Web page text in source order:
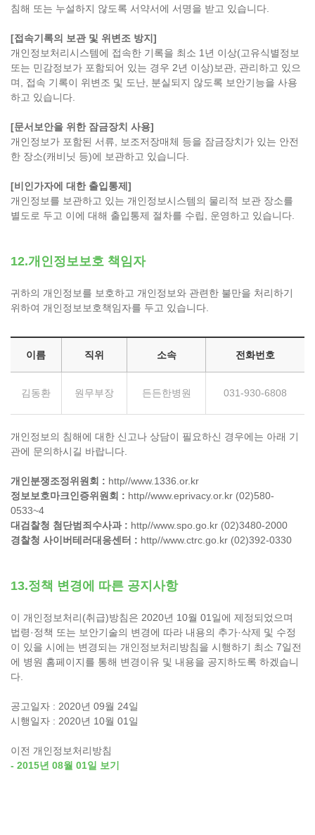
침해 또는 누설하지 않도록 서약서에 서명을 받고 있습니다.
[접속기록의 보관 및 위변조 방지]
개인정보처리시스템에 접속한 기록을 최소 1년 이상(고유식별정보
또는 민감정보가 포함되어 있는 경우 2년 이상)보관, 관리하고 있으
며, 접속 기록이 위변조 및 도난, 분실되지 않도록 보안기능을 사용
하고 있습니다.
[문서보안을 위한 잠금장치 사용]
개인정보가 포함된 서류, 보조저장매체 등을 잠금장치가 있는 안전
한 장소(캐비닛 등)에 보관하고 있습니다.
[비인가자에 대한 출입통제]
개인정보를 보관하고 있는 개인정보시스템의 물리적 보관 장소를
별도로 두고 이에 대해 출입통제 절차를 수립, 운영하고 있습니다.
12.개인정보보호 책임자
귀하의 개인정보를 보호하고 개인정보와 관련한 불만을 처리하기
위하여 개인정보보호책임자를 두고 있습니다.
이름 직위 소속 전화번호
김동환 원무부장 든든한병원 031-930-6808
개인정보의 침해에 대한 신고나 상담이 필요하신 경우에는 아래 기
관에 문의하시길 바랍니다.
개인분쟁조정위원회 : http//www.1336.or.kr
정보보호마크인증위원회 : http//www.eprivacy.or.kr (02)580-
0533~4
대검찰청 첨단범죄수사과 : http//www.spo.go.kr (02)3480-2000
경찰청 사이버테러대응센터 : http//www.ctrc.go.kr (02)392-0330
13.정책 변경에 따른 공지사항
이 개인정보처리(취급)방침은 2020년 10월 01일에 제정되었으며
법령·정책 또는 보안기술의 변경에 따라 내용의 추가·삭제 및 수정
이 있을 시에는 변경되는 개인정보처리방침을 시행하기 최소 7일전
에 병원 홈페이지를 통해 변경이유 및 내용을 공지하도록 하겠습니
다.
공고일자 : 2020년 09월 24일
시행일자 : 2020년 10월 01일
이전 개인정보처리방침
- 2015년 08월 01일 보기